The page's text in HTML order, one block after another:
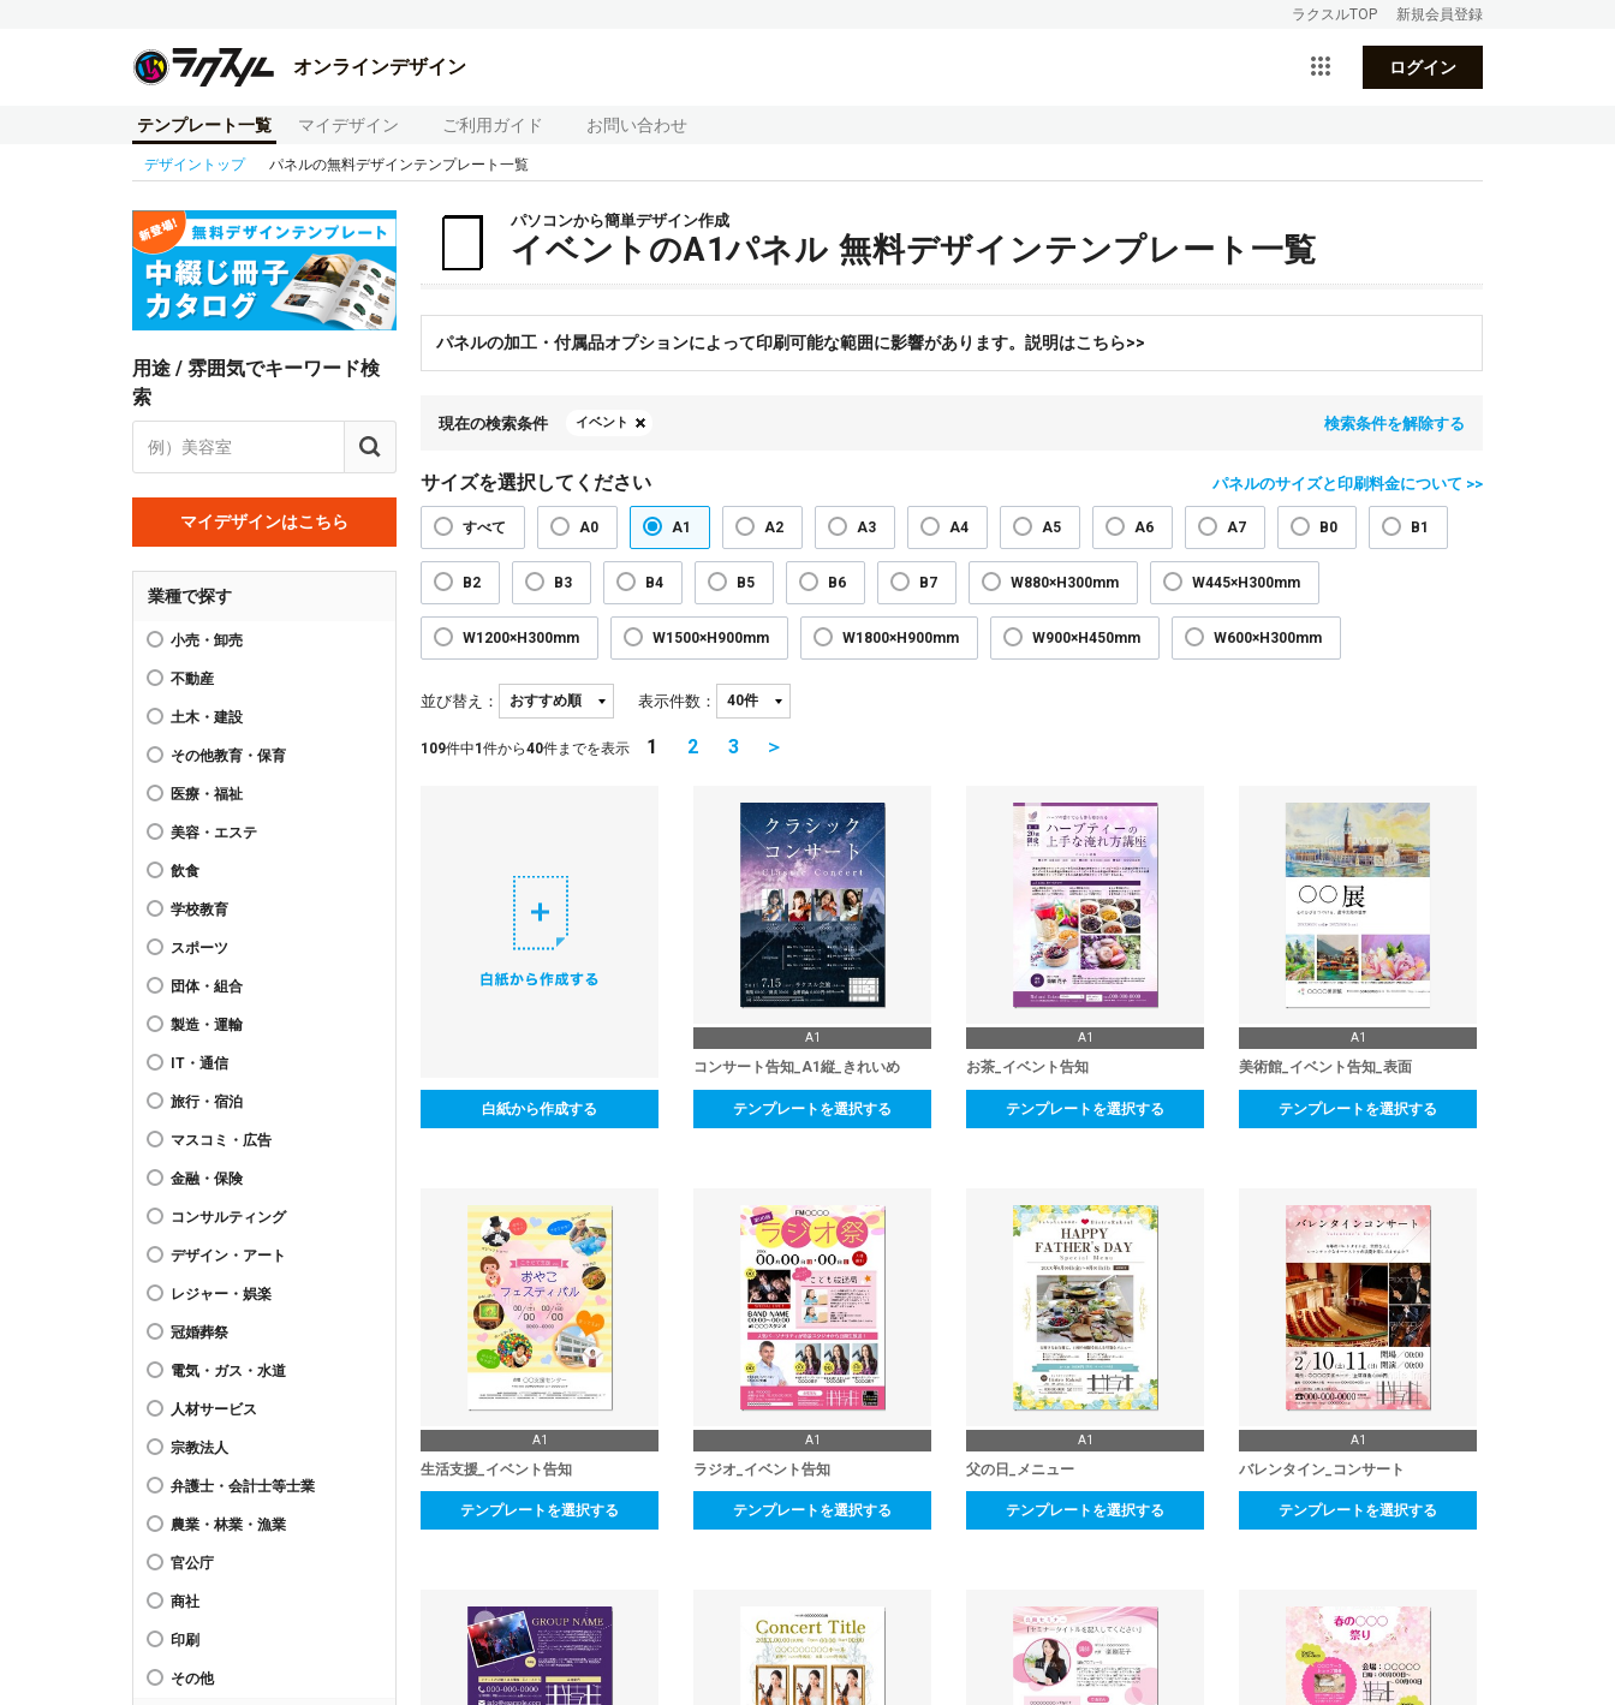
ラクスルTOP 新規会員登録
オンラインデザイン ログイン
テンプレート一覧 マイデザイン ご利用ガイド お問い合わせ
デザイントップ パネルの無料デザインテンプレート一覧
用途 / 雰囲気でキーワード検
索
マイデザインはこちら
業種で探す
小売・卸売
不動産
土木・建設
その他教育・保育
医療・福祉
美容・エステ
飲食
学校教育
スポーツ
団体・組合
製造・運輸
IT・通信
旅行・宿泊
マスコミ・広告
金融・保険
コンサルティング
デザイン・アート
レジャー・娯楽
冠婚葬祭
電気・ガス・水道
人材サービス
宗教法人
弁護士・会計士等士業
農業・林業・漁業
官公庁
商社
印刷
その他
パソコンから簡単デザイン作成
イベントのA1パネル 無料デザインテンプレート一覧
パネルの加工・付属品オプションによって印刷可能な範囲に影響があります。説明はこちら>>
現在の検索条件 イベント 検索条件を解除する
サイズを選択してください パネルのサイズと印刷料金について >>
すべて A0 A1 A2 A3 A4 A5 A6 A7 B0 B1
B2 B3 B4 B5 B6 B7 W880×H300mm W445×H300mm
W1200×H300mm W1500×H900mm W1800×H900mm W900×H450mm W600×H300mm
並び替え： 表示件数：
109件中1 件から40件までを表示 1 2 3 ＞
白紙から作成する
A1
コンサート告知_A1縦_きれいめ
テンプレートを選択する
A1
お茶_イベント告知
テンプレートを選択する
A1
美術館_イベント告知_表面
テンプレートを選択する
A1
生活支援_イベント告知
テンプレートを選択する
A1
ラジオ_イベント告知
テンプレートを選択する
A1
父の日_メニュー
テンプレートを選択する
A1
バレンタイン_コンサート
テンプレートを選択する